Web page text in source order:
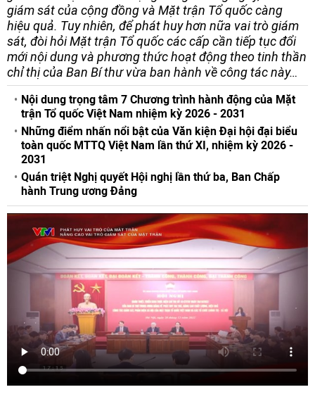
giám sát của cộng đồng và Mặt trận Tổ quốc càng
hiệu quả. Tuy nhiên, để phát huy hơn nữa vai trò giám
sát, đòi hỏi Mặt trận Tổ quốc các cấp cần tiếp tục đổi
mới nội dung và phương thức hoạt động theo tinh thần
chỉ thị của Ban Bí thư vừa ban hành về công tác này…
Nội dung trọng tâm 7 Chương trình hành động của Mặt
trận Tổ quốc Việt Nam nhiệm kỳ 2026 - 2031
Những điểm nhấn nổi bật của Văn kiện Đại hội đại biểu
toàn quốc MTTQ Việt Nam lần thứ XI, nhiệm kỳ 2026 -
2031
Quán triệt Nghị quyết Hội nghị lần thứ ba, Ban Chấp
hành Trung ương Đảng